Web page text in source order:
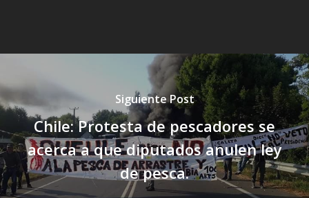
Siguiente Post
Chile: Protesta de pescadores se
acerca a que diputados anulen ley
de pesca.